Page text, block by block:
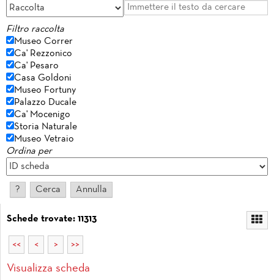
Filtro raccolta
Museo Correr
Ca' Rezzonico
Ca' Pesaro
Casa Goldoni
Museo Fortuny
Palazzo Ducale
Ca' Mocenigo
Storia Naturale
Museo Vetraio
Ordina per
Schede trovate: 11313
<< < > >>
Visualizza scheda